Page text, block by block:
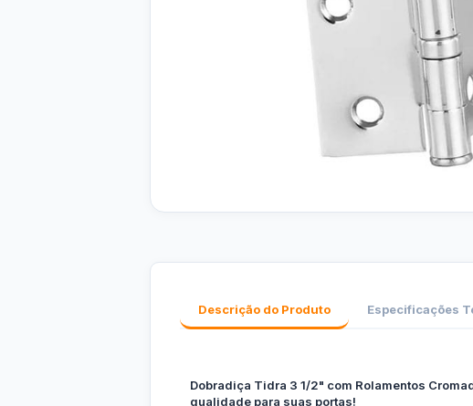
Descrição do Produto Especificações
Dobradiça Tidra 3 1/2" com Rolamentos
qualidade para suas portas!